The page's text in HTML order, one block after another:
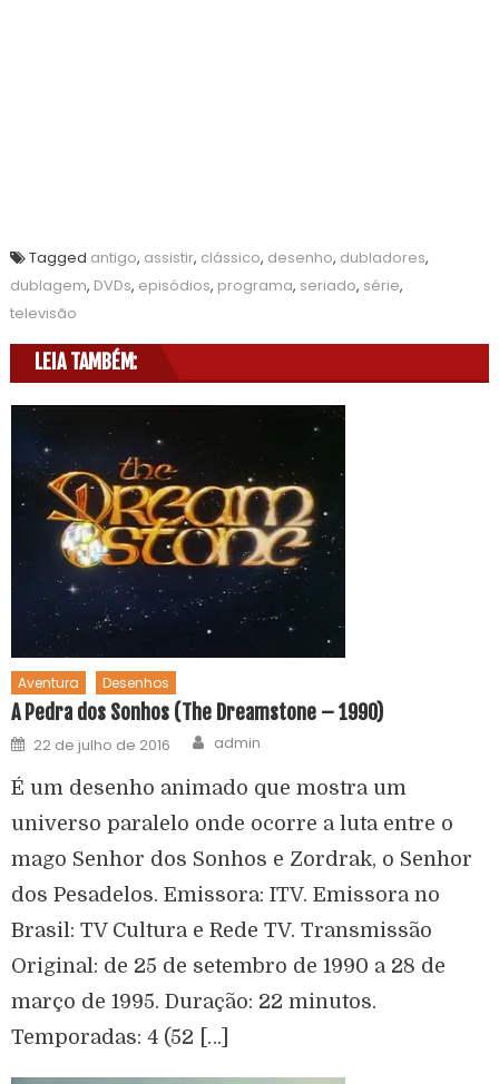
Tagged antigo, assistir, clássico, desenho, dubladores,
dublagem, DVDs, episódios, programa, seriado, série,
televisão
LEIA TAMBÉM:
Aventura Desenhos
A Pedra dos Sonhos (The Dreamstone – 1990)
22 de julho de 2016 admin
É um desenho animado que mostra um
universo paralelo onde ocorre a luta entre o
mago Senhor dos Sonhos e Zordrak, o Senhor
dos Pesadelos. Emissora: ITV. Emissora no
Brasil: TV Cultura e Rede TV. Transmissão
Original: de 25 de setembro de 1990 a 28 de
março de 1995. Duração: 22 minutos.
Temporadas: 4 (52 […]